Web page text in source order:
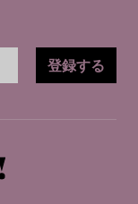
登録する